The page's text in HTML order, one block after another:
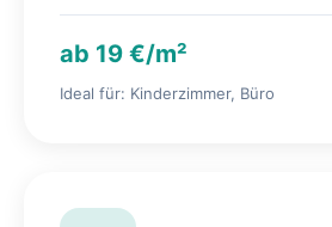
ab 19 €/m²
Ideal für: Kinderzimmer, Büro